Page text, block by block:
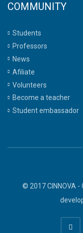
COMMUNITY
Students
Professors
News
Afiliate
Volunteers
Become a teacher
Student embassador
© 2017 CINNOVA